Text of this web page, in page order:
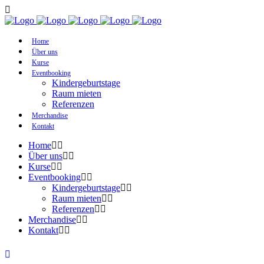
Home
Über uns
Kurse
Eventbooking
Kindergeburtstage
Raum mieten
Referenzen
Merchandise
Kontakt
Home
Über uns
Kurse
Eventbooking
Kindergeburtstage
Raum mieten
Referenzen
Merchandise
Kontakt